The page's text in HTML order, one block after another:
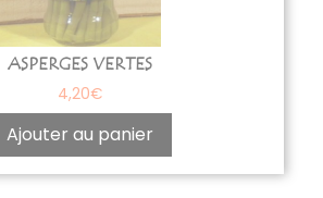
ASPERGES VERTES
4,20€
Ajouter au panier